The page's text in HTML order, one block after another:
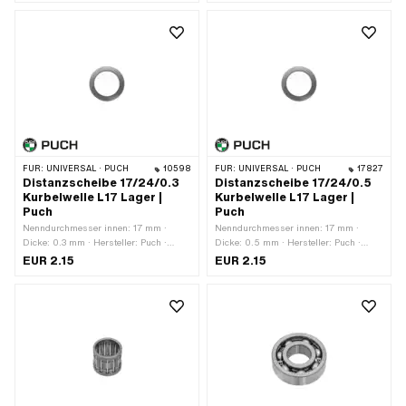
FÜR: UNIVERSAL · PUCH 10598
Distanzscheibe 17/24/0.3
Kurbelwelle L17 Lager |
Puch
Nenndurchmesser innen: 17 mm ·
Dicke: 0.3 mm · Hersteller: Puch ·
Material: Stahl · Ø aussen: 24 mm · Ø
EUR 2.15
FÜR: UNIVERSAL · PUCH 17827
Distanzscheibe 17/24/0.5
Kurbelwelle L17 Lager |
Puch
Nenndurchmesser innen: 17 mm ·
Dicke: 0.5 mm · Hersteller: Puch ·
Material: Stahl · Ø aussen: 23.8 mm ·
EUR 2.15